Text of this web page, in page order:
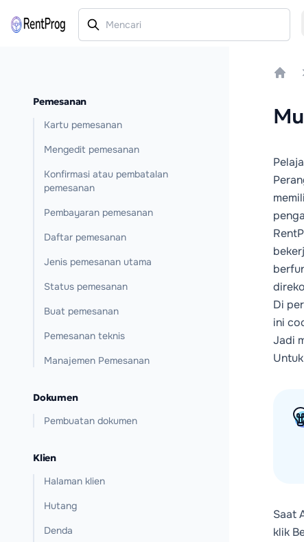
Pemesanan
Kartu pemesanan
Mengedit pemesanan
Konfirmasi atau pembatalan
pemesanan
Pembayaran pemesanan
Daftar pemesanan
Jenis pemesanan utama
Status pemesanan
Buat pemesanan
Pemesanan teknis
Manajemen Pemesanan
Dokumen
Pembuatan dokumen
Klien
Halaman klien
Hutang
Denda
Di
ini
Jadi
Saat
klik